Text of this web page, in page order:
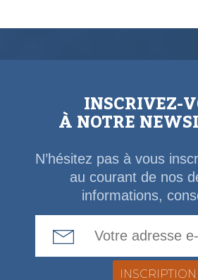
INSCRIVEZ-
À NOTRE
N’hésitez pas à vous
au courant de nos
informations,